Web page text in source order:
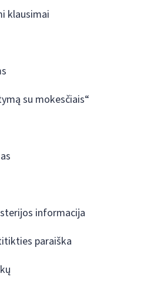
klausimai
su mokesčiais“
informacija
paraiška